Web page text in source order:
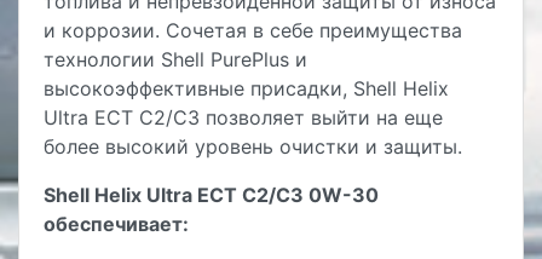
и коррозии. Сочетая в себе преимущества
технологии Shell PurePlus и
высокоэффективные присадки, Shell Helix
Ultra ECT C2/C3 позволяет выйти на еще
более высокий уровень очистки и защиты.
Shell Helix Ultra ECT C2/C3 0W-30
обеспечивает: